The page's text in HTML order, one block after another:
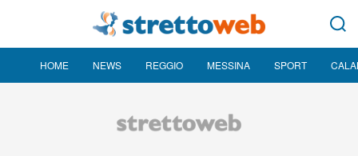
HOME NEWS REGGIO MESSINA SPORT